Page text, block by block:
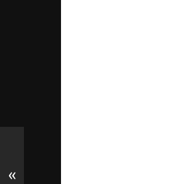
«